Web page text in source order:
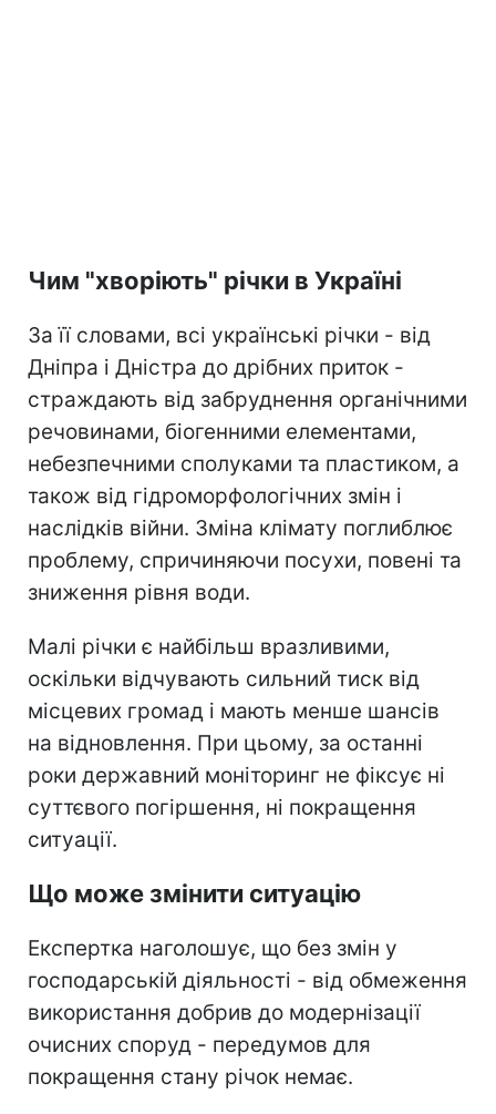
Чим "хворіють" річки в Україні
За її словами, всі українські річки - від
Дніпра і Дністра до дрібних приток -
страждають від забруднення органічними
речовинами, біогенними елементами,
небезпечними сполуками та пластиком, а
також від гідроморфологічних змін і
наслідків війни. Зміна клімату поглиблює
проблему, спричиняючи посухи, повені та
зниження рівня води.
Малі річки є найбільш вразливими,
оскільки відчувають сильний тиск від
місцевих громад і мають менше шансів
на відновлення. При цьому, за останні
роки державний моніторинг не фіксує ні
суттєвого погіршення, ні покращення
ситуації.
Що може змінити ситуацію
Експертка наголошує, що без змін у
господарській діяльності - від обмеження
використання добрив до модернізації
очисних споруд - передумов для
покращення стану річок немає.